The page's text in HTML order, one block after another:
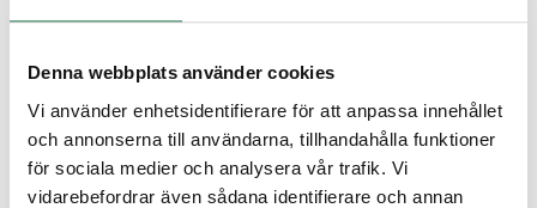
Denna webbplats använder cookies
Vi använder enhetsidentifierare för att anpassa innehållet
och annonserna till användarna, tillhandahålla funktioner
för sociala medier och analysera vår trafik. Vi
vidarebefordrar även sådana identifierare och annan
Var hittar jag mitt
kundnummer?
Svar
Ditt kundnummer står på fakturan längst upp till
höger.